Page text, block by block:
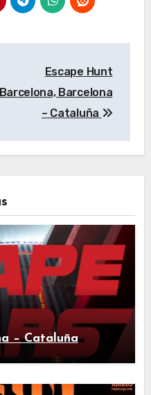
Escape Hunt
Barcelona, Barcelona
– Cataluña
– Cataluña